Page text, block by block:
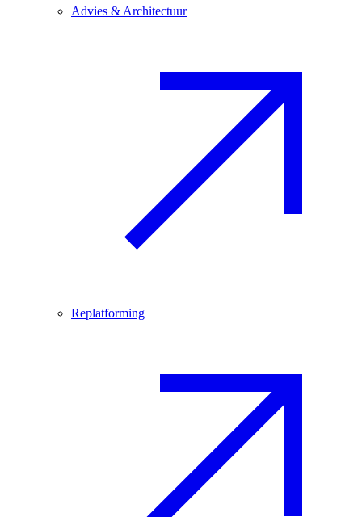
Advies & Architectuur
Replatforming